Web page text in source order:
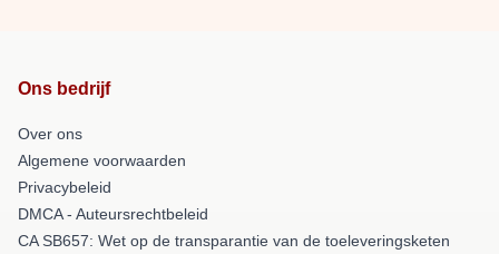
Ons bedrijf
Over ons
Algemene voorwaarden
Privacybeleid
DMCA - Auteursrechtbeleid
CA SB657: Wet op de transparantie van de toeleveringsketen